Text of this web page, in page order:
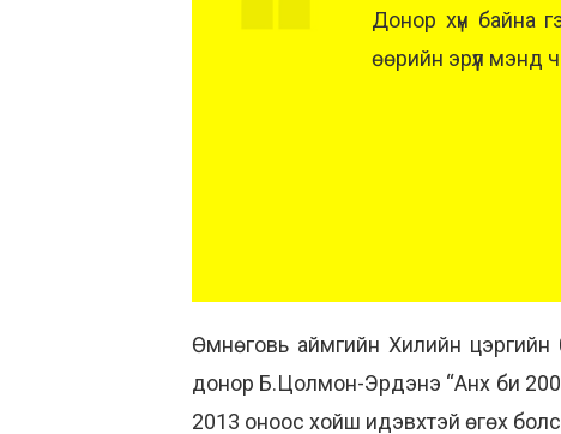
Донор хүн байна
өөрийн эрүүл мэнд
Өмнөговь аймгийн Хилийн цэргийн
донор Б.Цолмон-Эрдэнэ “Анх би
2013 оноос хойш идэвхтэй өгөх